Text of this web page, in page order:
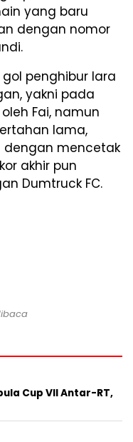
yang baru
dengan nomor
penghibur lara
yakni pada
Fai, namun
lama,
dengan mencetak
akhir pun
Dumtruck FC.
Cup VII Antar-RT,